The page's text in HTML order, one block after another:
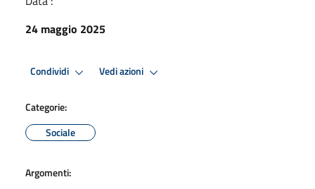
24 maggio 2025
Condividi Vedi azioni
Categorie:
Sociale
Argomenti: